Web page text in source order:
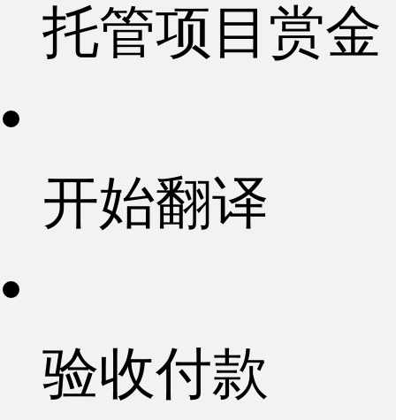
托管项目赏金
开始翻译
验收付款